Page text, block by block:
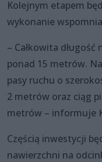
Kolejnym etapem
wykonanie
– Całkowita
ponad 15 metrów.
pasy ruchu o
2 metrów oraz ciąg
metrów – informuje
Częścią inwestycji
nawierzchni na